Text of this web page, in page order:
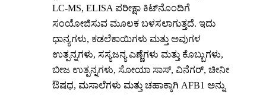
LC-MS, ELISA ಪರೀಕ್ಷಾ ಕಿಟ್‌ನೊಂದಿಗೆ
ಸಂಯೋಜಿಸುವ ಮೂಲಕ ಬಳಸಲಾಗುತ್ತದೆ. ಇದು
ಧಾನ್ಯಗಳು, ಕಡಲೆಕಾಯಿಗಳು ಮತ್ತು ಅವುಗಳ
ಉತ್ಪನ್ನಗಳು, ಸಸ್ಯಜನ್ಯ ಎಣ್ಣೆಗಳು ಮತ್ತು ಕೊಬ್ಬುಗಳು,
ಬೀಜ ಉತ್ಪನ್ನಗಳು, ಸೋಯಾ ಸಾಸ್, ವಿನೆಗರ್, ಚೀನೀ
ಔಷಧ, ಮಸಾಲೆಗಳು ಮತ್ತು ಚಹಾಕ್ಕಾಗಿ AFB1 ಅನ್ನು